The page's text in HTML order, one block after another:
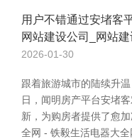
用户不错通过安堵客
网站建设公司_网站
2026-01-30
跟着旅游城市的陆续升
日，闻明房产平台安堵
新，为购房者提供了愈
全网 - 铁毅生活电器大